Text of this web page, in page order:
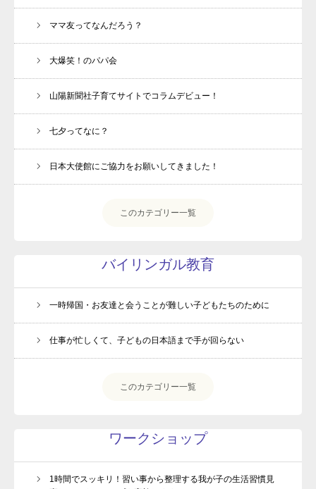
ママ友ってなんだろう？
大爆笑！のパパ会
山陽新聞社子育てサイトでコラムデビュー！
七夕ってなに？
日本大使館にご協力をお願いしてきました！
このカテゴリー一覧
バイリンガル教育
一時帰国・お友達と会うことが難しい子どもたちのために
仕事が忙しくて、子どもの日本語まで手が回らない
このカテゴリー一覧
ワークショップ
1時間でスッキリ！習い事から整理する我が子の生活習慣見